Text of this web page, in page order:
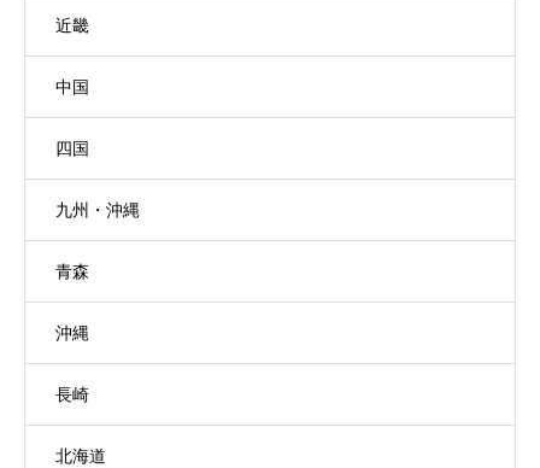
近畿
中国
四国
九州・沖縄
青森
沖縄
長崎
北海道